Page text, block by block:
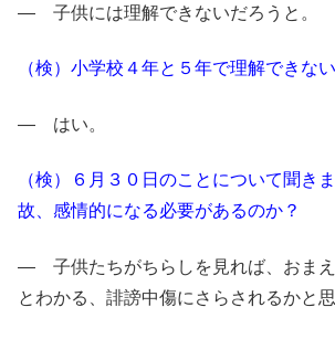
― 子供には理解できないだろうと。
（検）小学校４年と５年で理解できな
― はい。
（検）６月３０日のことについて聞き
故、感情的になる必要があるのか？
― 子供たちがちらしを見れば、おま
とわかる、誹謗中傷にさらされるかと思